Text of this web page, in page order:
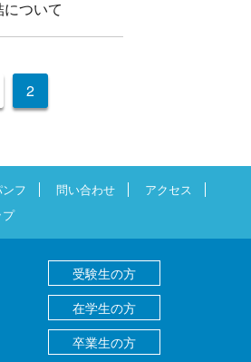
ついて
2
フ 問い合わせ
アクセス
受験生の方
在学生の方
卒業生の方